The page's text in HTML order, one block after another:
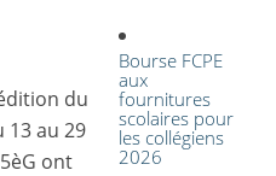
du
13 au 29
ont
Bourse FCPE
aux
fournitures
scolaires pour
les collégiens
2026